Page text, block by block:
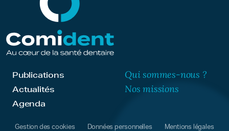
Publications
Actualités
Agenda
Qui sommes-nous ?
Nos missions
Gestion des cookies Données personnelles Mentions légales